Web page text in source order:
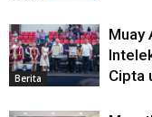
Berita
Muay
Cipta